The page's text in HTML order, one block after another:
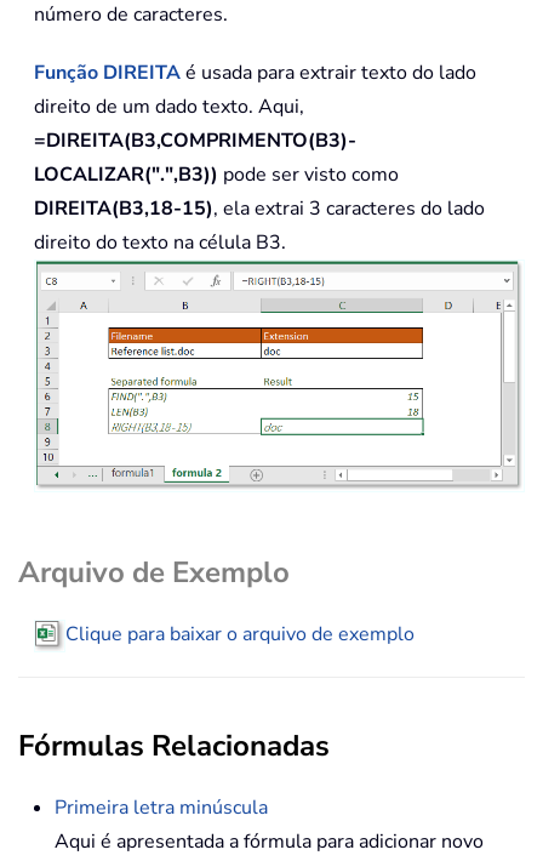
número de caracteres.
Função DIREITAé usada para extrair texto do lado
direito de um dado texto. Aqui,
=DIREITA(B3,COMPRIMENTO(B3)-
LOCALIZAR(".",B3)) pode ser visto como
DIREITA(B3,18-15), ela extrai 3 caracteres do lado
direito do texto na célula B3.
Arquivo de Exemplo
Clique para baixar o arquivo de exemplo
Fórmulas Relacionadas
Primeira letra minúscula
Aqui é apresentada a fórmula para adicionar novo